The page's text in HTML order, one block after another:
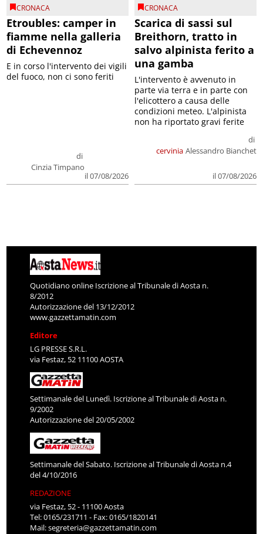
CRONACA
Etroubles: camper in
fiamme nella galleria
di Echevennoz
di
Cinzia Timpano
il 07/08/2026
E in corso l'intervento dei vigili
del fuoco, non ci sono feriti
CRONACA
Scarica di sassi sul
Breithorn, tratto in
salvo alpinista ferito a
una gamba
cervinia
di
Alessandro Bianchet
il 07/08/2026
L'intervento è avvenuto in
parte via terra e in parte con
l'elicottero a causa delle
condizioni meteo. L'alpinista
non ha riportato gravi ferite
Quotidiano online Iscrizione al Tribunale di Aosta n.
8/2012
Autorizzazione del 13/12/2012
www.gazzettamatin.com
Editore
LG PRESSE S.R.L.
via Festaz, 52 11100 AOSTA
Settimanale del Lunedì. Iscrizione al Tribunale di Aosta n.
9/2002
Autorizzazione del 20/05/2002
Settimanale del Sabato. Iscrizione al Tribunale di Aosta n.4
del 4/10/2016
REDAZIONE
via Festaz, 52 - 11100 Aosta
Tel: 0165/231711 - Fax: 0165/1820141
Mail:segreteria@gazzettamatin.com